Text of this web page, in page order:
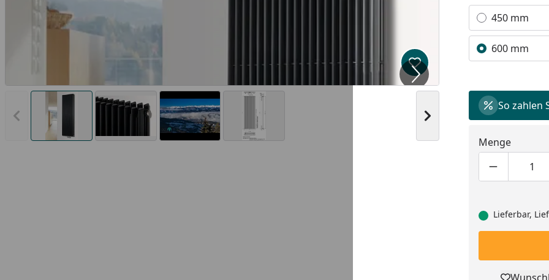
Vorheriges Bild anzeigen Nächstes Bild anzeigen
Produkt zur Wunschliste
Alle anzeigen (2)
450 mm
600 mm
So zahlen
Menge
Lieferbar,